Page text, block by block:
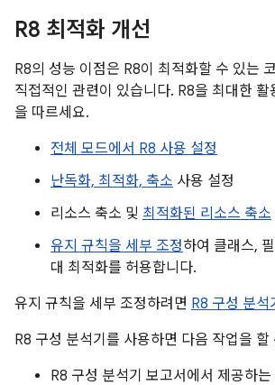
R8 최적화 개선
R8의 성능 이점은 R8이 최적화할 수 있는
직접적인 관련이 있습니다. R8을 최대한
을 따르세요.
전체 모드에서 R8 사용 설정
난독화, 최적화, 축소 사용 설정
리소스 축소 및 최적화된 리소스 축소
유지 규칙을 세부 조정하여 클래스,
대 최적화를 허용합니다.
유지 규칙을 세부 조정하려면 R8 구성 분석
R8 구성 분석기를 사용하면 다음 작업을 할
R8 구성 분석기 보고서에서 제공하